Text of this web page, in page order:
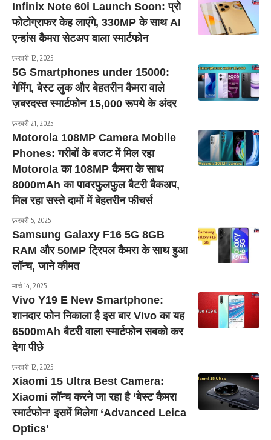
Infinix Note 60i Launch Soon: प्रो
फोटोग्राफर केह लाएंगे, 330MP के साथ AI
एन्हांस कैमरा सेटअप वाला स्मार्टफोन
फ़रवरी 12, 2025
5G Smartphones under 15000:
गेमिंग, बेस्ट लुक और बेहतरीन कैमरा वाले
ज़बरदस्त स्मार्टफोन 15,000 रूपये के अंदर
फ़रवरी 21, 2025
Motorola 108MP Camera Mobile
Phones: गरीबों के बजट में मिल रहा
Motorola का 108MP कैमरा के साथ
8000mAh का पावरफुलफुल बैटरी बैकअप,
मिल रहा सस्ते दामों में बेहतरीन फीचर्स
फ़रवरी 5, 2025
Samsung Galaxy F16 5G 8GB
RAM और 50MP ट्रिपल कैमरा के साथ हुआ
लॉन्च, जाने कीमत
मार्च 14, 2025
Vivo Y19 E New Smartphone:
शानदार फोन निकाला है इस बार Vivo का यह
6500mAh बैटरी वाला स्मार्टफोन सबको कर
देगा पीछे
फ़रवरी 12, 2025
Xiaomi 15 Ultra Best Camera:
Xiaomi लॉन्च करने जा रहा है ‘बेस्ट कैमरा
स्मार्टफोन’ इसमें मिलेगा ‘Advanced Leica
Optics’